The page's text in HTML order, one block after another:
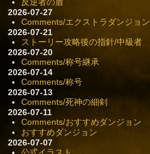
2026-07-27
Comments/エクストラダンジョン
2026-07-21
ストーリー攻略後の指針/中級者
2026-07-20
Comments/称号継承
2026-07-14
Comments/称号
2026-07-13
Comments/死神の細剣
2026-07-11
Comments/おすすめダンジョン
おすすめダンジョン
2026-07-07
公式イラスト